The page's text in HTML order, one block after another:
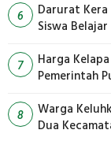
6
Darurat Kera
Siswa
7
Harga
Pemerintah
8
Warga
Dua